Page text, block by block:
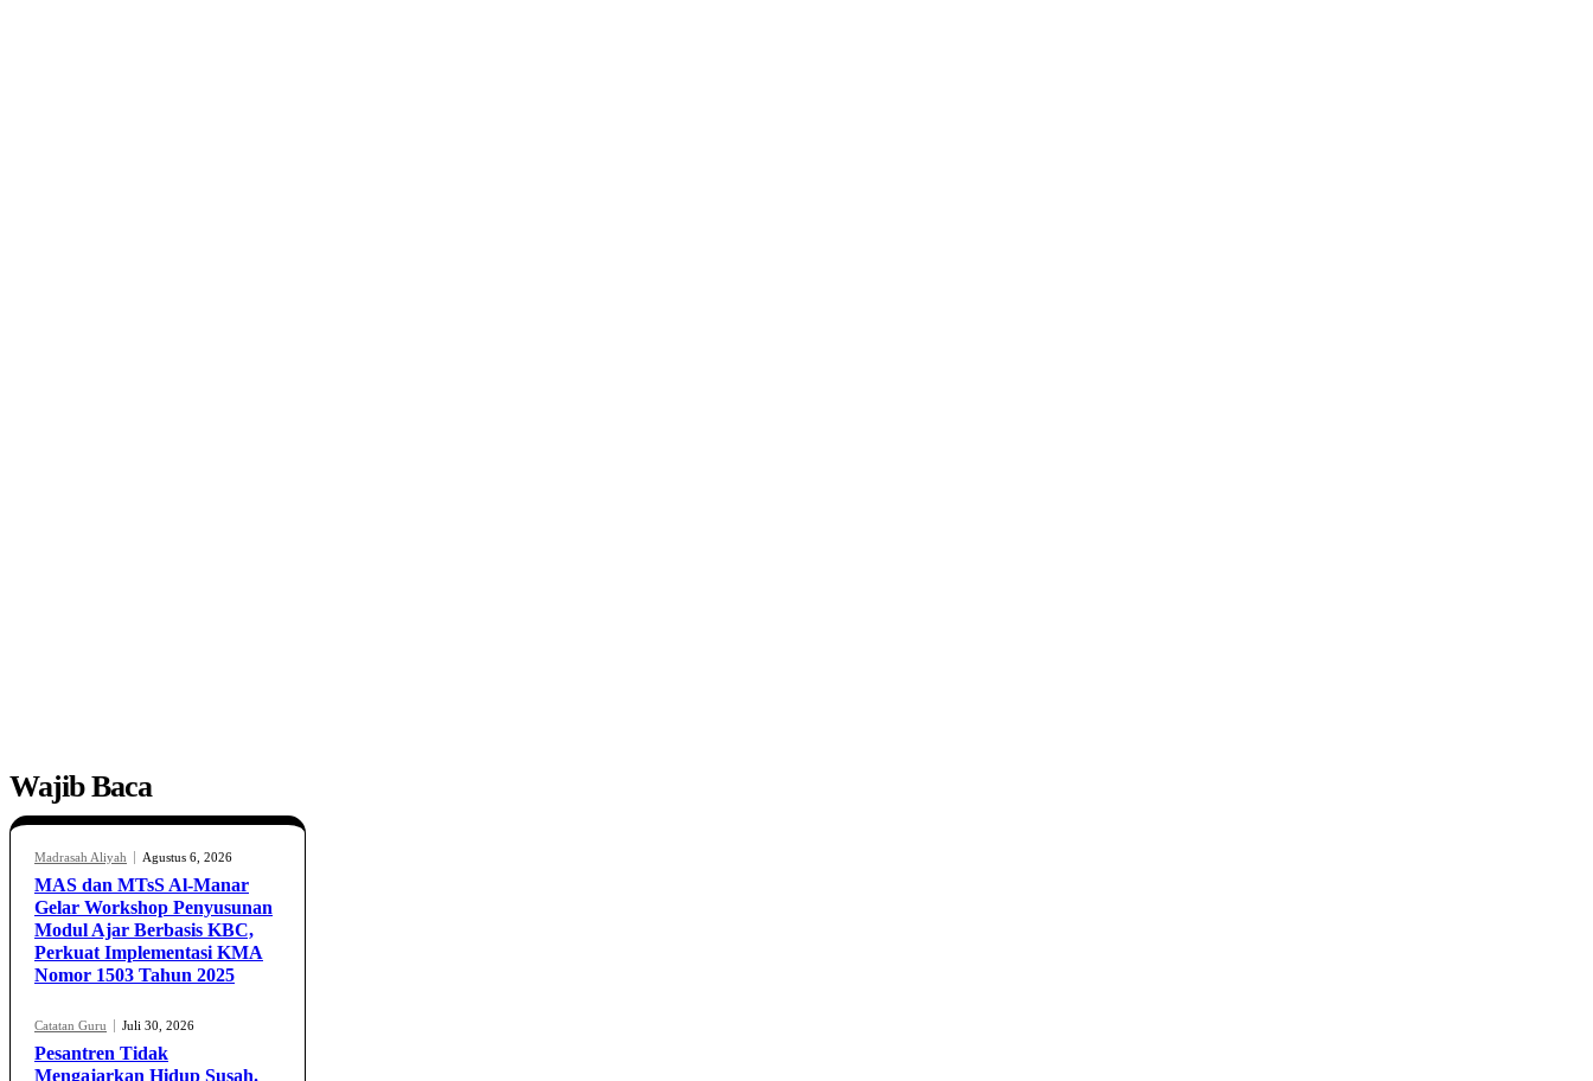
Wajib Baca
Madrasah Aliyah Agustus 6, 2026
MAS dan MTsS Al-Manar
Gelar Workshop Penyusunan
Modul Ajar Berbasis KBC,
Perkuat Implementasi KMA
Nomor 1503 Tahun 2025
Catatan Guru Juli 30, 2026
Pesantren Tidak
Mengajarkan Hidup Susah.